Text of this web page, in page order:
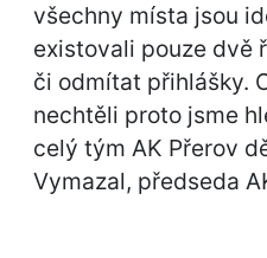
všechny místa jsou
existovali pouze dvě
či odmítat přihlášky.
nechtěli proto jsme
celý tým AK Přerov
Vymazal, předseda